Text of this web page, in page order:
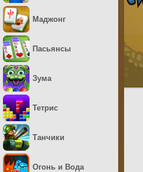
Маджонг
Пасьянсы
Зума
Тетрис
Танчики
Огонь и Вода